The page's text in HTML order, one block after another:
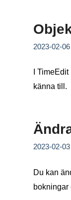
2023-02-06
I
känna till.
2023-02-03
Du kan
bokningar